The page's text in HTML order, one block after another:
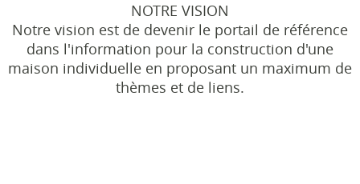
NOTRE VISION
Notre vision est de devenir le portail de référence
dans l'information pour la construction d'une
maison individuelle en proposant un maximum de
thèmes et de liens.